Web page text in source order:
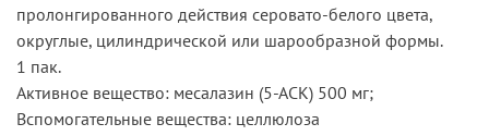
пролонгированного действия серовато-белого цвета,
округлые, цилиндрической или шарообразной формы.
1 пак.
Активное вещество: месалазин (5-АСК) 500 мг;
Вспомогательные вещества: целлюлоза